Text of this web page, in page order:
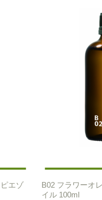
※一つお選びくだ
エゾ
B02 フラワーオ
イル 100ml